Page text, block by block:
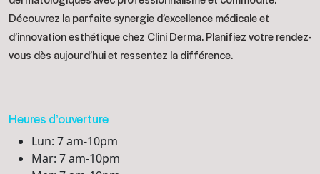
Découvrez la parfaite synergie d’excellence médicale et
d’innovation esthétique chez Clini Derma. Planifiez votre rendez-
vous dès aujourd’hui et ressentez la différence.
Heures d’ouverture
Lun: 7 am-10pm
Mar: 7 am-10pm